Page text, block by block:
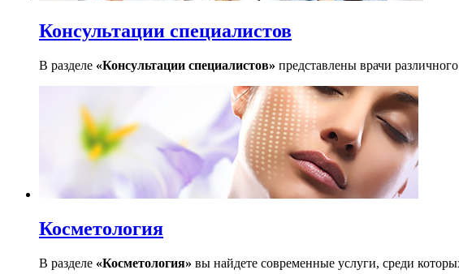
Консультации специалистов
В разделе «Консультации специалистов» представлены врачи
Косметология
В разделе «Косметология» вы найдете современные услуги, среди